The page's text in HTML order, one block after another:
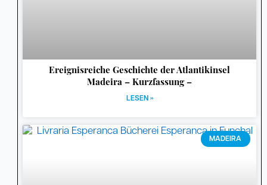
Ereignisreiche Geschichte der Atlantikinsel
Madeira – Kurzfassung –
LESEN »
MADEIRA